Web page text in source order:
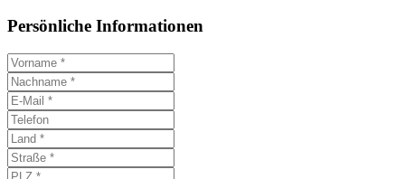
Persönliche Informationen